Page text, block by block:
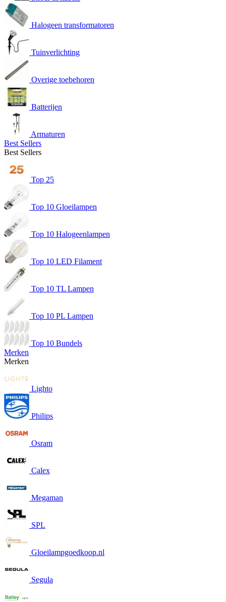
Halogeen transformatoren
Tuinverlichting
Overige toebehoren
Batterijen
Armaturen
Best Sellers
Best Sellers
Top 25
Top 10 Gloeilampen
Top 10 Halogeenlampen
Top 10 LED Filament
Top 10 TL Lampen
Top 10 PL Lampen
Top 10 Bundels
Merken
Merken
Lighto
Philips
Osram
Calex
Megaman
SPL
Gloeilampgoedkoop.nl
Segula